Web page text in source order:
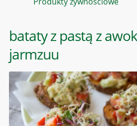
bataty z pastą z
jarmzuu